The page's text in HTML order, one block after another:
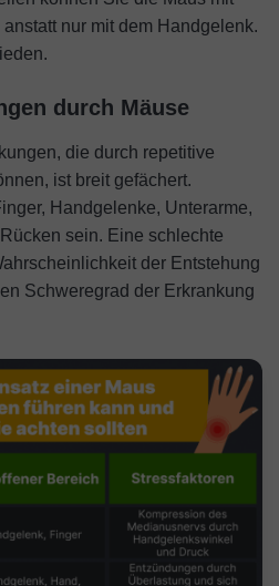
nur mit dem Handgelenk.
durch Mäuse
die durch repetitive
ist breit gefächert.
Handgelenke, Unterarme,
sein. Eine schlechte
der Entstehung
Schweregrad der Erkrankung